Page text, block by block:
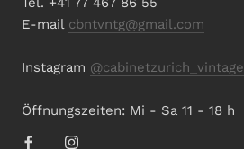
E-mail cbntvntg@gmail.com
Instagram @cabinetzurich_vintage
Öffnungszeiten: Mi - Sa 11 - 18 h